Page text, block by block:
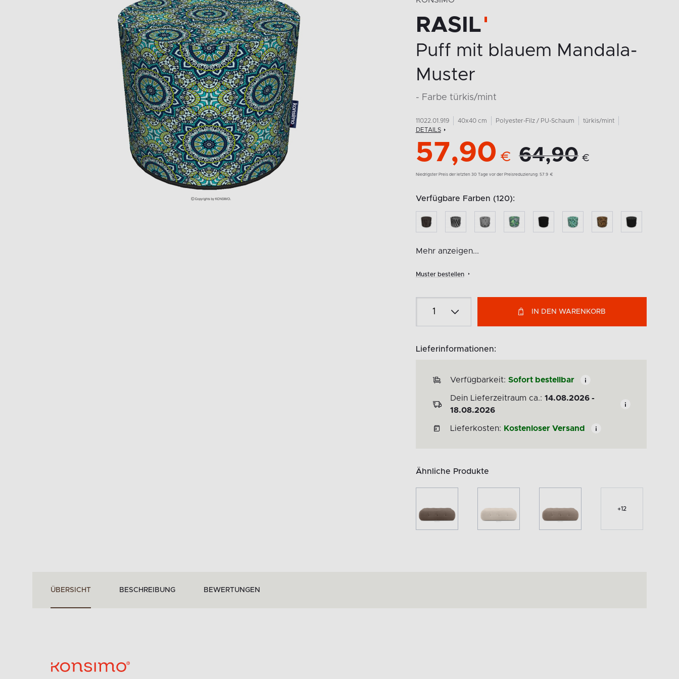
RASIL
Puff mit blauem Mandala-
Muster
- Farbe türkis/mint
11022.01.919 40x40 cm Polyester-Filz / PU-Schaum
türkis/mint
DETAILS
57,90 € 64,90 €
Niedrigster Preis der letzten 30 Tage vor der Preisreduzierung: 57.9 €
Verfügbare Farben (120):
Mehr anzeigen...
Muster bestellen
IN DEN WARENKORB
Lieferinformationen:
Verfügbarkeit: Sofort bestellbar
Dein Lieferzeitraum ca.: 14.08.2026 -
18.08.2026
Lieferkosten: Kostenloser Versand
Ähnliche Produkte
+12
ÜBERSICHT BESCHREIBUNG BEWERTUNGEN